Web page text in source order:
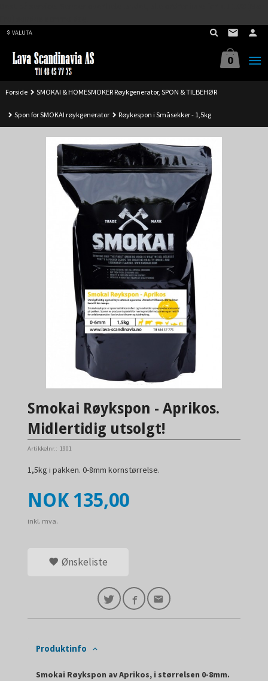
VALUTA
0
Forside SMOKAI & HOMESMOKER Røykgenerator, SPON & TILBEHØR
Spon for SMOKAI røykgenerator Røykespon i Småsekker - 1,5kg
Smokai Røykspon - Aprikos.
Midlertidig utsolgt!
Artikkelnr.: 1901
1,5kg i pakken. 0-8mm kornstørrelse.
Pris
NOK 135,00
inkl. mva.
Ønskeliste
Produktinfo
Smokai Røykspon av Aprikos, i størrelsen 0-8mm.